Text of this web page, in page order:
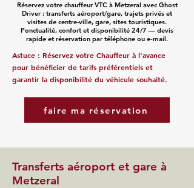
Réservez votre chauffeur VTC à Metzeral avec Ghost
Driver : transferts aéroport/gare, trajets privés et
visites de centre-ville, gare, sites touristiques.
Ponctualité, confort et disponibilité 24/7 — devis
rapide et réservation par téléphone ou e‑mail.
Astuce : Réservez votre Chauffeur à l'avance
pour bénéficier de tarifs préférentiels et
garantir la disponibilité du véhicule souhaité.
faire ma réservation
Transferts aéroport et gare à
Metzeral